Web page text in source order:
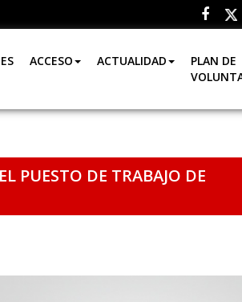
ACCESO ACTUALIDAD
PLAN DE
PUESTO DE TRABAJO DE